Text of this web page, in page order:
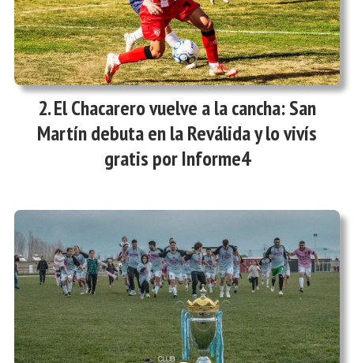
El Chacarero vuelve a la cancha: San
Martín debuta en la Reválida y lo vivís
gratis por Informe4